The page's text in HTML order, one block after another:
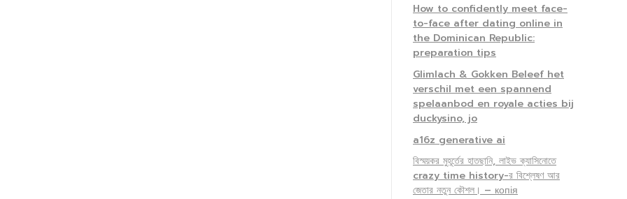
How to confidently meet face-
to-face after dating online in
the Dominican Republic:
preparation tips
Glimlach & Gokken Beleef het
verschil met een spannend
spelaanbod en royale acties bij
duckysino, jo
a16z generative ai
বিস্ময়কর মুহূর্তের হাতছানি, লাইভ ক্যাসিনোতে
crazy time history-র বিশ্লেষণ আর
জেতার নতুন কৌশল। – копія